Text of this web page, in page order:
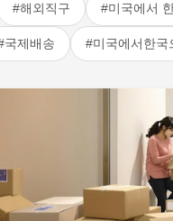
#해외직구 #미국에서
국제배송 #미국에서한국